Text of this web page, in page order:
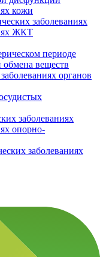
кожи
заболеваниях
ЖКТ
периоде
веществ
органов
заболеваниях
опорно-
заболеваниях